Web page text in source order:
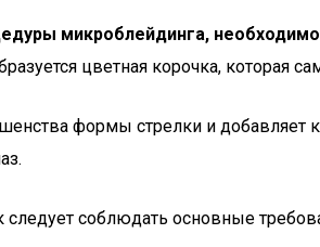
микроблейдинга,
цветная корочка, которая
формы стрелки и добавляет
соблюдать основные